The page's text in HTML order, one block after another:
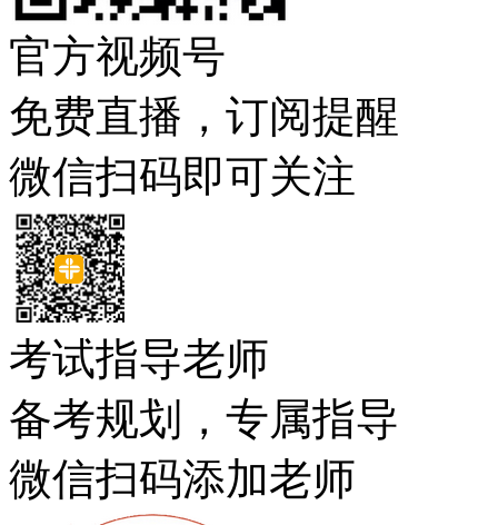
官方视频号
免费直播，订阅提醒
微信扫码即可关注
考试指导老师
备考规划，专属指导
微信扫码添加老师